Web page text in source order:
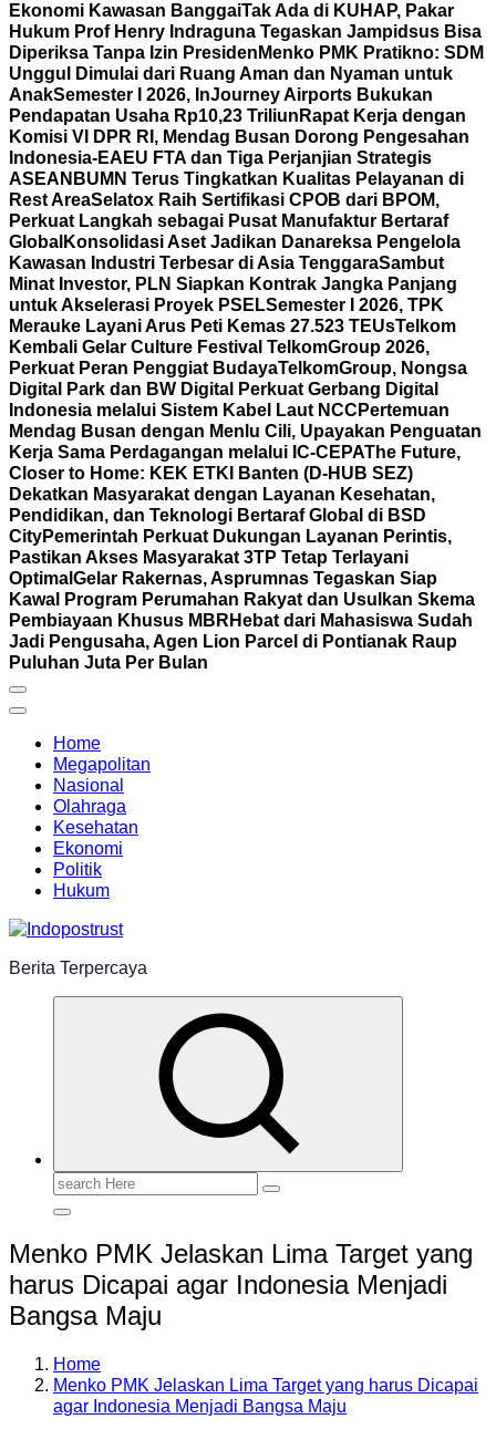
Ekonomi Kawasan BanggaiTak Ada di KUHAP, Pakar
Hukum Prof Henry Indraguna Tegaskan Jampidsus Bisa
Diperiksa Tanpa Izin Presiden Menko PMK Pratikno: SDM
Unggul Dimulai dari Ruang Aman dan Nyaman untuk
AnakSemester I 2026, InJourney Airports Bukukan
Pendapatan Usaha Rp10,23 Triliun Rapat Kerja dengan
Komisi VI DPR RI, Mendag Busan Dorong Pengesahan
Indonesia-EAEU FTA dan Tiga Perjanjian Strategis
ASEAN BUMN Terus Tingkatkan Kualitas Pelayanan di
Rest AreaSelatox Raih Sertifikasi CPOB dari BPOM,
Perkuat Langkah sebagai Pusat Manufaktur Bertaraf
Global Konsolidasi Aset Jadikan Danareksa Pengelola
Kawasan Industri Terbesar di Asia TenggaraSambut
Minat Investor, PLN Siapkan Kontrak Jangka Panjang
untuk Akselerasi Proyek PSELSemester I 2026, TPK
Merauke Layani Arus Peti Kemas 27.523 TEUsTelkom
Kembali Gelar Culture Festival TelkomGroup 2026,
Perkuat Peran Penggiat BudayaTelkomGroup, Nongsa
Digital Park dan BW Digital Perkuat Gerbang Digital
Indonesia melalui Sistem Kabel Laut NCC Pertemuan
Mendag Busan dengan Menlu Cili, Upayakan Penguatan
Kerja Sama Perdagangan melalui IC-CEPAThe Future,
Closer to Home: KEK ETKI Banten (D-HUB SEZ)
Dekatkan Masyarakat dengan Layanan Kesehatan,
Pendidikan, dan Teknologi Bertaraf Global di BSD
CityPemerintah Perkuat Dukungan Layanan Perintis,
Pastikan Akses Masyarakat 3TP Tetap Terlayani
Optimal Gelar Rakernas, Asprumnas Tegaskan Siap
Kawal Program Perumahan Rakyat dan Usulkan Skema
Pembiayaan Khusus MBR Hebat dari Mahasiswa Sudah
Jadi Pengusaha, Agen Lion Parcel di Pontianak Raup
Puluhan Juta Per Bulan
Home
Megapolitan
Nasional
Olahraga
Kesehatan
Ekonomi
Politik
Hukum
Berita Terpercaya
Search
Menko PMK Jelaskan Lima Target yang
harus Dicapai agar Indonesia Menjadi
Bangsa Maju
Home
Menko PMK Jelaskan Lima Target yang harus Dicapai
agar Indonesia Menjadi Bangsa Maju